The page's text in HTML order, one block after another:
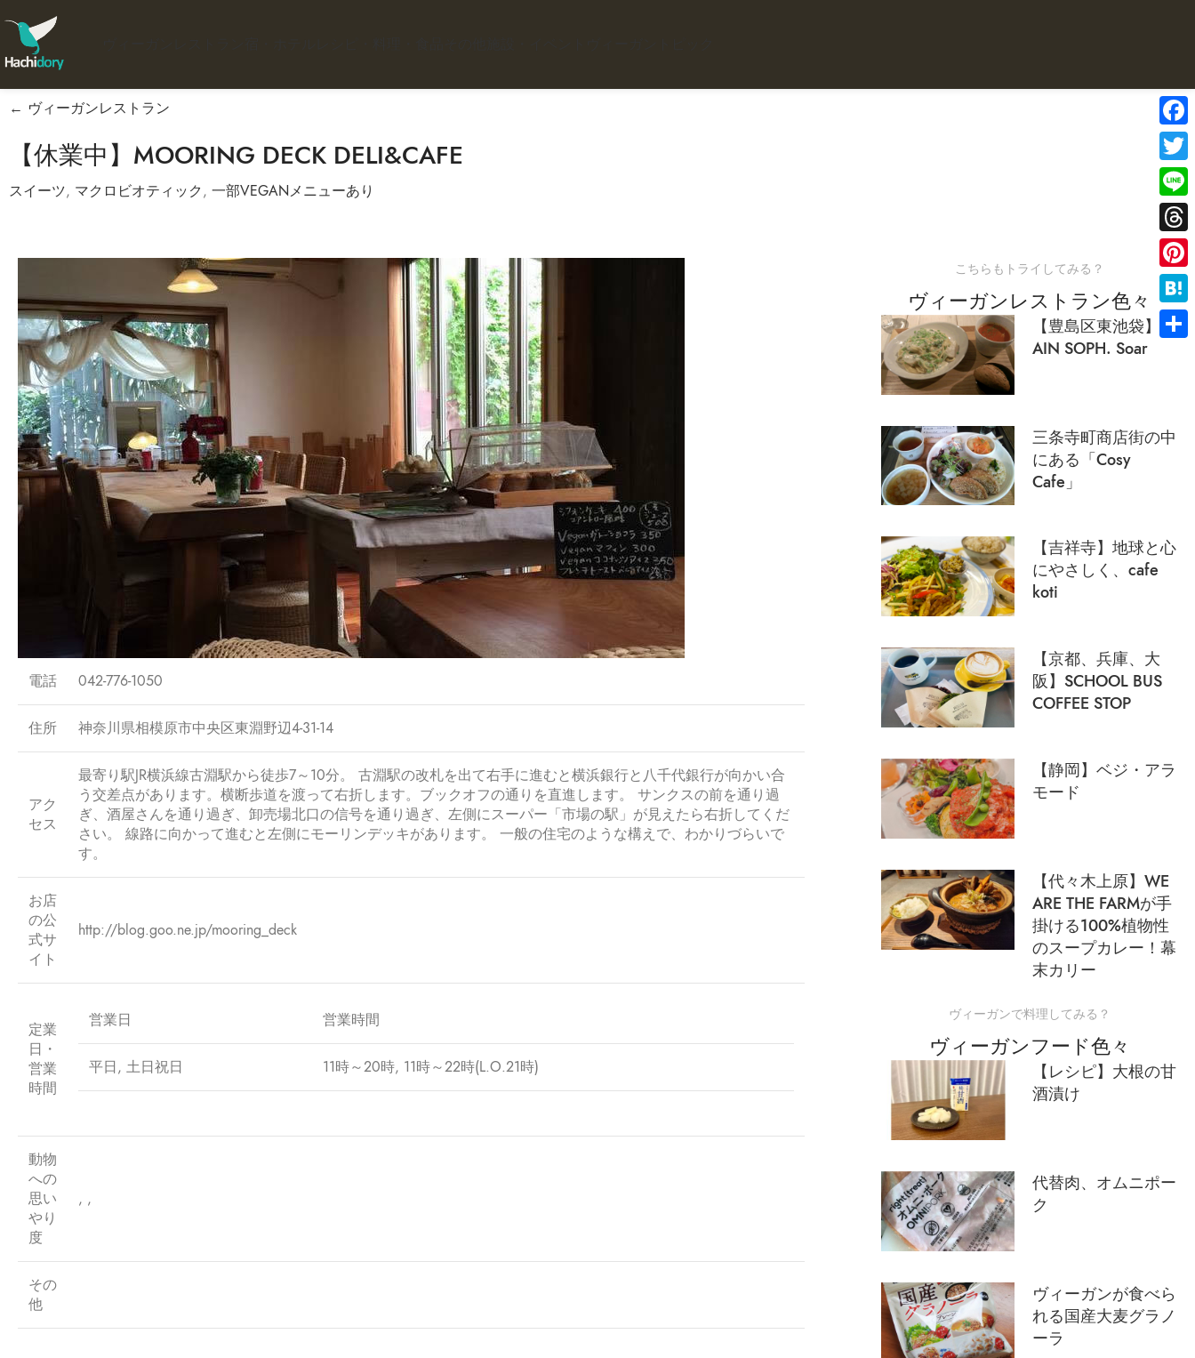
← ヴィーガンレストラン
【休業中】MOORING DECK DELI&CAFE
スイーツ, マクロビオティック, 一部VEGANメニューあり
電話 042-776-1050
住所 神奈川県相模原市中央区東淵野辺4-31-14
アク
セス
最寄り駅JR横浜線古淵駅から徒歩7～10分。 古淵駅の改札を出て右手に進むと横浜銀行と八千代銀行が向かい合
う交差点があります。横断歩道を渡って右折します。ブックオフの通りを直進します。 サンクスの前を通り過
ぎ、酒屋さんを通り過ぎ、卸売場北口の信号を通り過ぎ、左側にスーパー「市場の駅」が見えたら右折してくだ
さい。 線路に向かって進むと左側にモーリンデッキがあります。 一般の住宅のような構えで、わかりづらいで
す。
お店
の公
式サ
イト
http://blog.goo.ne.jp/mooring_deck
定業
日・
営業
時間
営業日 営業時間
平日, 土日祝日 11時～20時, 11時～22時(L.O.21時)
動物
への
思い
やり
度
, ,
その
他
こちらもトライしてみる？
ヴィーガンレストラン色々
【豊島区東池袋】
AIN SOPH. Soar
三条寺町商店街の中
にある「Cosy
Cafe」
【吉祥寺】地球と心
にやさしく、cafe
koti
【京都、兵庫、大
阪】SCHOOL BUS
COFFEE STOP
【静岡】ベジ・アラ
モード
【代々木上原】WE
ARE THE FARMが手
掛ける100%植物性
のスープカレー！幕
末カリー
ヴィーガンで料理してみる？
ヴィーガンフード色々
【レシピ】大根の甘
酒漬け
代替肉、オムニポー
ク
ヴィーガンが食べら
れる国産大麦グラノ
ーラ
Line